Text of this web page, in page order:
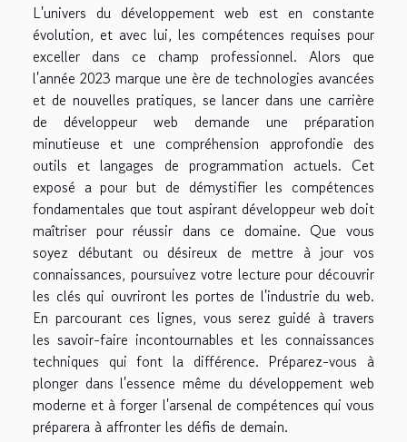
L'univers du développement web est en constante
évolution, et avec lui, les compétences requises pour
exceller dans ce champ professionnel. Alors que
l'année 2023 marque une ère de technologies avancées
et de nouvelles pratiques, se lancer dans une carrière
de développeur web demande une préparation
minutieuse et une compréhension approfondie des
outils et langages de programmation actuels. Cet
exposé a pour but de démystifier les compétences
fondamentales que tout aspirant développeur web doit
maîtriser pour réussir dans ce domaine. Que vous
soyez débutant ou désireux de mettre à jour vos
connaissances, poursuivez votre lecture pour découvrir
les clés qui ouvriront les portes de l'industrie du web.
En parcourant ces lignes, vous serez guidé à travers
les savoir-faire incontournables et les connaissances
techniques qui font la différence. Préparez-vous à
plonger dans l'essence même du développement web
moderne et à forger l'arsenal de compétences qui vous
préparera à affronter les défis de demain.